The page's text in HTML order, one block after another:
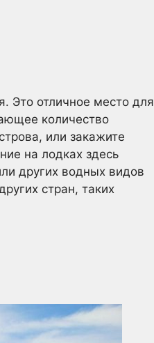
Это отличное место для
количество
или закажите
на лодках здесь
других водных видов
стран, таких